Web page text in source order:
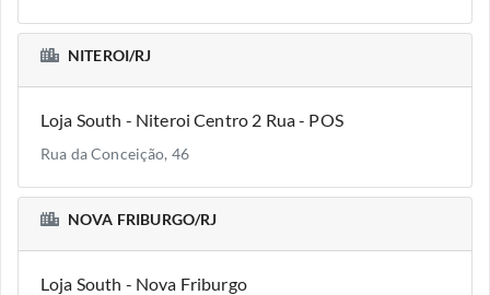
NITEROI/RJ
Loja South - Niteroi Centro 2 Rua - POS
Rua da Conceição, 46
NOVA FRIBURGO/RJ
Loja South - Nova Friburgo